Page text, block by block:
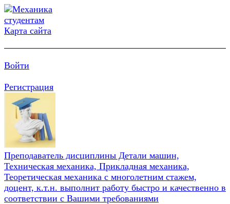
Карта сайта
Войти
Регистрация
Преподаватель дисциплины Детали машин,
Техническая механика, Прикладная механика,
Теоретическая механика с многолетним стажем,
доцент, к.т.н. выполнит работу быстро и качественно в
соответствии с Вашими требованиями